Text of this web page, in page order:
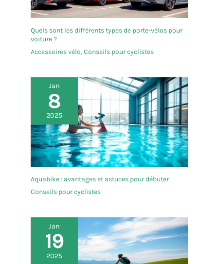
Quels sont les différents types de porte-vélos pour
voiture ?
Accessoires vélo,Conseils pour cyclistes
Jan
8
2025
Aquabike : avantages et astuces pour débuter
Conseils pour cyclistes
Jan
19
2025